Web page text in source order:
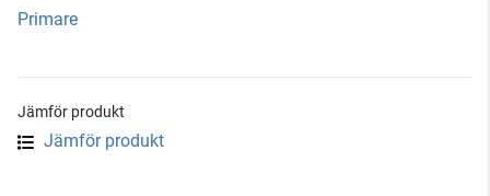
Primare
Jämför produkt
Jämför produkt